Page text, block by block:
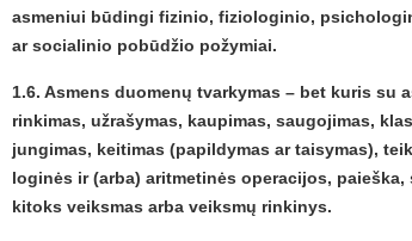
asmeniui būdingi fizinio, fiziologinio,
ar socialinio pobūdžio požymiai.
1.6. Asmens duomenų tvarkymas – bet kuris su
rinkimas, užrašymas, kaupimas, saugojimas,
jungimas, keitimas (papildymas ar taisymas),
loginės ir (arba) aritmetinės operacijos,
kitoks veiksmas arba veiksmų rinkinys.